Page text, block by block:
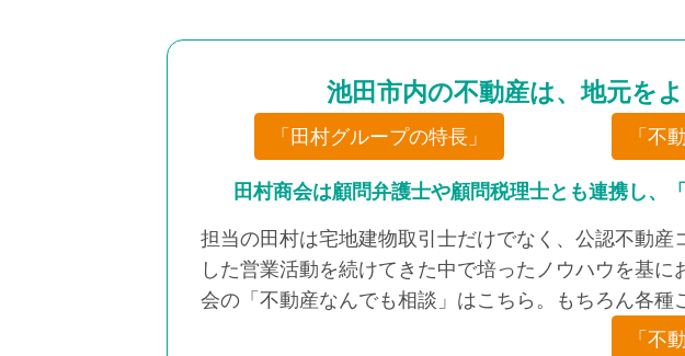
池田市内の不動産は、地元を
「田村グループの特長」 「不
田村商会は顧問弁護士や顧問税理士とも連携し、
担当の田村は宅地建物取引士だけでなく、公認不動
した営業活動を続けてきた中で培ったノウハウを基
会の「不動産なんでも相談」はこちら。もちろん各種
「不